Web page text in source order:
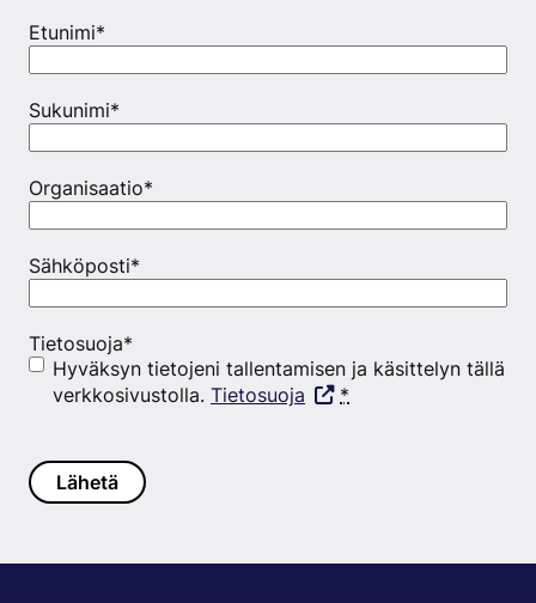
Etunimi*
Sukunimi*
Organisaatio*
Sähköposti*
Tietosuoja*
Hyväksyn tietojeni tallentamisen ja käsittelyn tällä
verkkosivustolla. Tietosuoja *